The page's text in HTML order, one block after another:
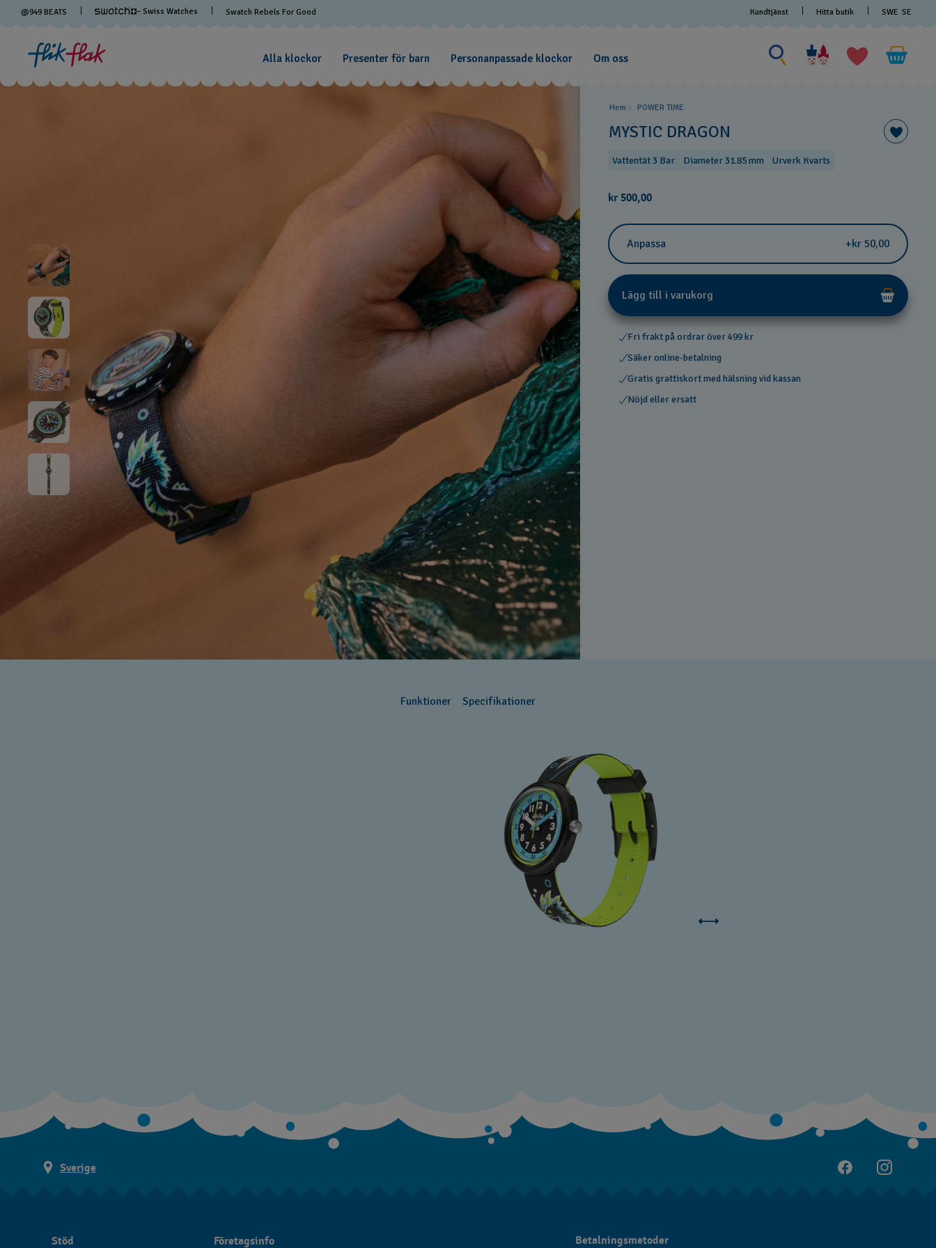
@949 BEATS – Swiss Watches Swatch Rebels For Good Kundtjänst Hitta butik SWE SE
Alla klockor Presenter för barn Personanpassade klockor Om oss
Sök
efter
något
Hem POWER TIME
MYSTIC DRAGON
Vattentät 3 Bar Diameter 31.85 mm Urverk Kvarts
kr 500,00
Anpassa +kr 50,00
Lägg till i varukorg
Fri frakt på ordrar över 499 kr
Säker online-betalning
Gratis grattiskort med hälsning vid kassan
Nöjd eller ersatt
Funktioner Specifikationer
Sverige
Stöd Företagsinfo Betalningsmetoder